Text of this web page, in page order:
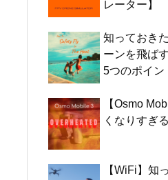
レーター】
知っておき
ーンを飛ば
5つのポイン
【Osmo
くなりすぎ
【WiFi】知